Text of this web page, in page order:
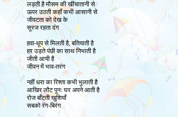
लड़ती है मौसम की खींचातानी से
ऊपर उठती कहाँ कभी आसानी से
जीवटता को देख के
सूरज रहता दंग
हवा-धूप से मिलती है,बतियाती है
हर उड़ते पंछी का साथ निभाती है
जीती आयी है
जीवन में भाव-तरंग
नहीं धरा का रिश्ता कभी भुलाती है
आखिर लौट पुनः घर अपने आती है
रोज बाँटती खुशियाँ
सबको रंग-बिरंग